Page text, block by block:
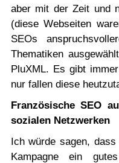
aber mit der Zeit und
(diese Webseiten
SEOs
Thematiken
PluXML. Es gibt
nur fallen diese
Französische SEO
sozialen Netzwerken
Ich würde sagen,
Kampagne ein